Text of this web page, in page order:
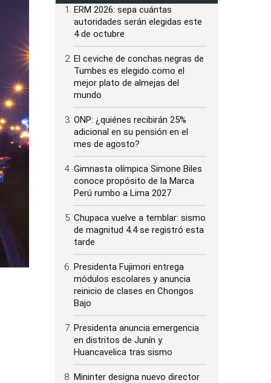
ERM 2026: sepa cuántas
autoridades serán elegidas este
4 de octubre
El ceviche de conchas negras de
Tumbes es elegido como el
mejor plato de almejas del
mundo
ONP: ¿quiénes recibirán 25%
adicional en su pensión en el
mes de agosto?
Gimnasta olímpica Simone Biles
conoce propósito de la Marca
Perú rumbo a Lima 2027
Chupaca vuelve a temblar: sismo
de magnitud 4.4 se registró esta
tarde
Presidenta Fujimori entrega
módulos escolares y anuncia
reinicio de clases en Chongos
Bajo
Presidenta anuncia emergencia
en distritos de Junín y
Huancavelica tras sismo
Mininter designa nuevo director